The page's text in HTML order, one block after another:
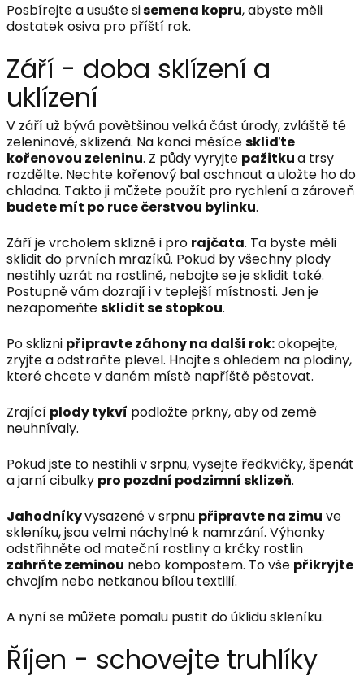
Posbírejte a usušte sisemena kopru, abyste měli
dostatek osiva pro příští rok.
Září - doba sklízení a
uklízení
V září už bývá povětšinou velká část úrody, zvláště té
zeleninové, sklizená. Na konci měsíceskliďte
kořenovou zeleninu. Z půdy vyryjte pažitkua trsy
rozdělte. Nechte kořenový bal oschnout a uložte ho do
chladna. Takto ji můžete použít pro rychlení a zároveň
budete mít po ruce čerstvou bylinku.
Září je vrcholem sklizně i pro rajčata. Ta byste měli
sklidit do prvních mrazíků. Pokud by všechny plody
nestihly uzrát na rostlině, nebojte se je sklidit také.
Postupně vám dozrají i v teplejší místnosti. Jen je
nezapomeňtesklidit se stopkou.
Po sklizni připravte záhony na další rok:okopejte,
zryjte a odstraňte plevel. Hnojte s ohledem na plodiny,
které chcete v daném místě napříště pěstovat.
Zrající plody tykví podložte prkny, aby od země
neuhnívaly.
Pokud jste to nestihli v srpnu, vysejte ředkvičky, špenát
a jarní cibulky pro pozdní podzimní sklizeň.
Jahodníkyvysazené v srpnu připravte na zimu ve
skleníku, jsou velmi náchylné k namrzání. Výhonky
odstřihněte od mateční rostliny a krčky rostlin
zahrňte zeminou nebo kompostem. To vše přikryjte
chvojím nebo netkanou bílou textilií.
A nyní se můžete pomalu pustit do úklidu skleníku.
Říjen - schovejte truhlíky